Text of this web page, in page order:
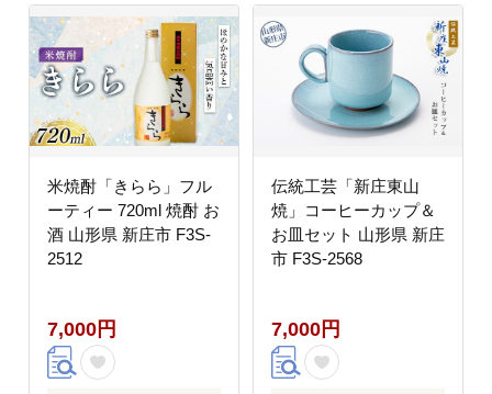
米焼酎「きらら」フル
ーティー 720ml 焼酎 お
酒 山形県 新庄市 F3S-
2512
7,000円
伝統工芸「新庄東山
焼」コーヒーカップ＆
お皿セット 山形県 新庄
市 F3S-2568
7,000円